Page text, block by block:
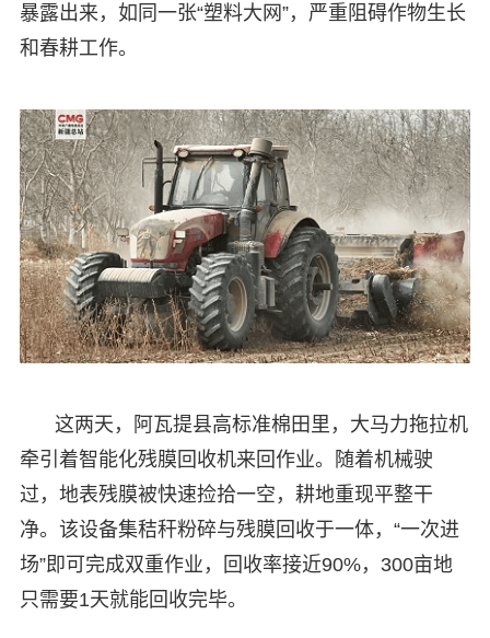
暴露出来，如同一张“塑料大网”，严重阻碍作物生长
和春耕工作。
这两天，阿瓦提县高标准棉田里，大马力拖拉机
牵引着智能化残膜回收机来回作业。随着机械驶
过，地表残膜被快速捡拾一空，耕地重现平整干
净。该设备集秸秆粉碎与残膜回收于一体，“一次进
场”即可完成双重作业，回收率接近90%，300亩地
只需要1天就能回收完毕。